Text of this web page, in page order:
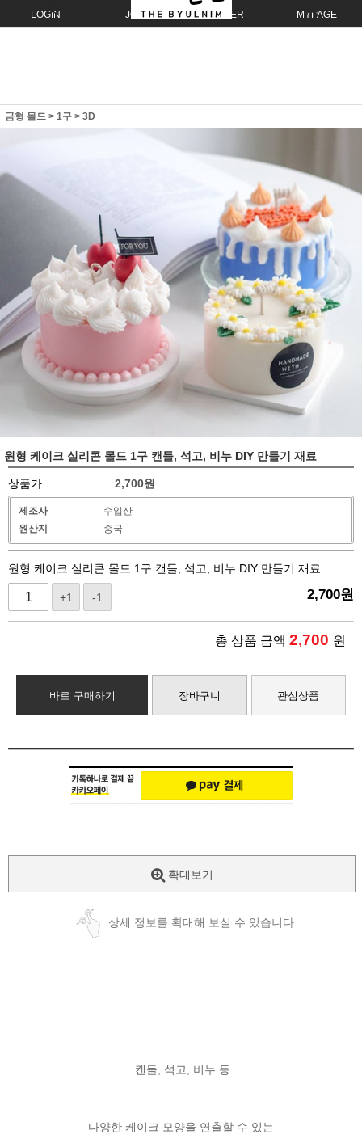
LOGIN JOIN ORDER MYPAGE
금형 몰드 > 1구 > 3D
원형 케이크 실리콘 몰드 1구 캔들, 석고, 비누 DIY 만들기 재료
상품가 2,700원
제조사
수입산
원산지
중국
원형 케이크 실리콘 몰드 1구 캔들, 석고, 비누 DIY 만들기 재료
+1 -1 2,700원
총 상품 금액 2,700 원
바로 구매하기 장바구니 관심상품
확대보기
상세 정보를 확대해 보실 수 있습니다
캔들, 석고, 비누 등
다양한 케이크 모양을 연출할 수 있는